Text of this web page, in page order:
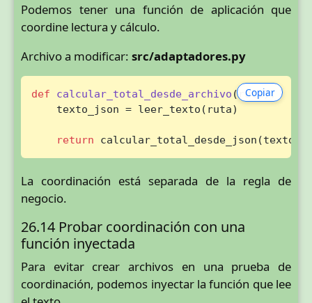
Podemos tener una función de aplicación que
coordine lectura y cálculo.
Archivo a modificar: src/adaptadores.py
Copiar
def calcular_total_desde_archivo (ruta):
    texto_json = leer_texto(ruta)
return
La coordinación está separada de la regla de
negocio.
26.14 Probar coordinación con una
función inyectada
Para evitar crear archivos en una prueba de
coordinación, podemos inyectar la función que lee